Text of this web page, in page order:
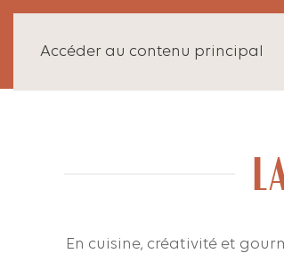
Accéder au contenu principal
En cuisine, créativité et